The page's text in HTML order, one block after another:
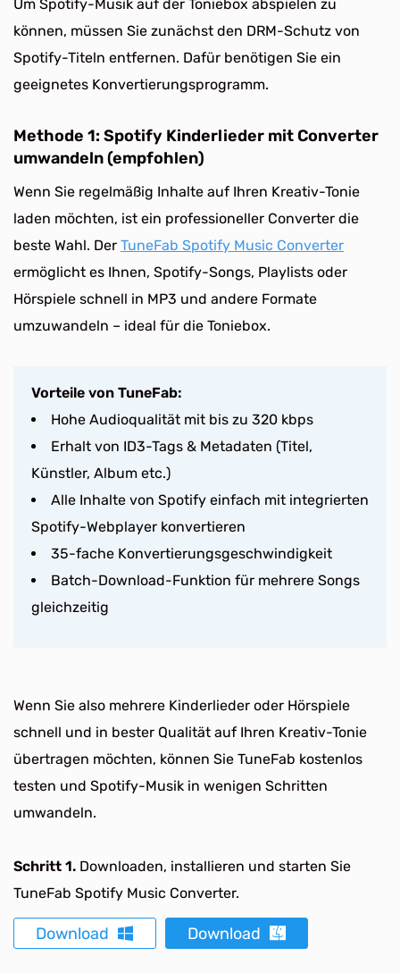
Um Spotify-Musik auf der Toniebox abspielen zu
können, müssen Sie zunächst den DRM-Schutz von
Spotify-Titeln entfernen. Dafür benötigen Sie ein
geeignetes Konvertierungsprogramm.
Methode 1: Spotify Kinderlieder mit Converter
umwandeln (empfohlen)
Wenn Sie regelmäßig Inhalte auf Ihren Kreativ-Tonie
laden möchten, ist ein professioneller Converter die
beste Wahl. Der TuneFab Spotify Music Converter
ermöglicht es Ihnen, Spotify-Songs, Playlists oder
Hörspiele schnell in MP3 und andere Formate
umzuwandeln – ideal für die Toniebox.
Vorteile von TuneFab:
Hohe Audioqualität mit bis zu 320 kbps
Erhalt von ID3-Tags & Metadaten (Titel,
Künstler, Album etc.)
Alle Inhalte von Spotify einfach mit integrierten
Spotify-Webplayer konvertieren
35-fache Konvertierungsgeschwindigkeit
Batch-Download-Funktion für mehrere Songs
gleichzeitig
Wenn Sie also mehrere Kinderlieder oder Hörspiele
schnell und in bester Qualität auf Ihren Kreativ-Tonie
übertragen möchten, können Sie TuneFab kostenlos
testen und Spotify-Musik in wenigen Schritten
umwandeln.
Schritt 1. Downloaden, installieren und starten Sie
TuneFab Spotify Music Converter.
Download Download